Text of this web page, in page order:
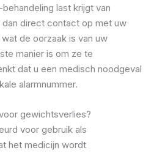
last krijgt van
dan direct contact op met uw
de oorzaak is van uw
manier is om ze te
dat u een medisch noodgeval
alarmnummer.
gewichtsverlies?
voor gebruik als
het medicijn wordt